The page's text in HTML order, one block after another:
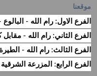
موقعنا
الفرع الاول: رام الله -
الفرع الثاني: رام الله -
الفرع الثالث: رام الله -
الفرع الرابع: المزرعة